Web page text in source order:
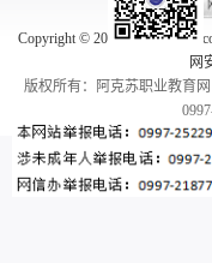
Copyright © 2005-2026
网
版权所有：阿克苏职业教育